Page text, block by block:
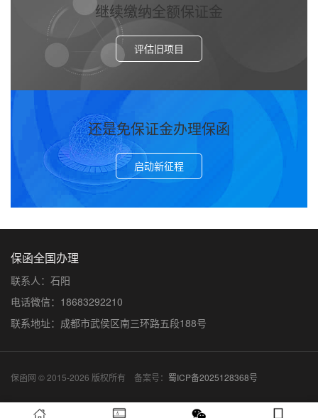
继续缴纳全额保证金
评估旧项目
还是免保证金办理保函
启动新征程
保函全国办理
联系人：石阳
电话微信：18683292210
联系地址：成都市武侯区南三环路五段188号
保函网 © 2015-2026 版权所有 备案号： 蜀ICP备2025128368号